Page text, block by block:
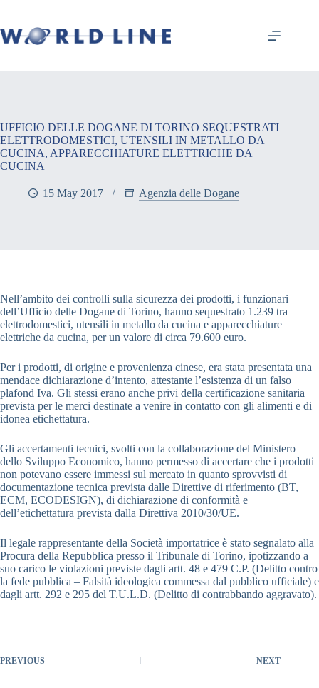
UFFICIO DELLE DOGANE DI TORINO SEQUESTRATI
ELETTRODOMESTICI, UTENSILI IN METALLO DA
CUCINA, APPARECCHIATURE ELETTRICHE DA
CUCINA
15 May 2017 Agenzia delle Dogane
Nell’ambito dei controlli sulla sicurezza dei prodotti, i funzionari
dell’Ufficio delle Dogane di Torino, hanno sequestrato 1.239 tra
elettrodomestici, utensili in metallo da cucina e apparecchiature
elettriche da cucina, per un valore di circa 79.600 euro.
Per i prodotti, di origine e provenienza cinese, era stata presentata una
mendace dichiarazione d’intento, attestante l’esistenza di un falso
plafond Iva. Gli stessi erano anche privi della certificazione sanitaria
prevista per le merci destinate a venire in contatto con gli alimenti e di
idonea etichettatura.
Gli accertamenti tecnici, svolti con la collaborazione del Ministero
dello Sviluppo Economico, hanno permesso di accertare che i prodotti
non potevano essere immessi sul mercato in quanto sprovvisti di
documentazione tecnica prevista dalle Direttive di riferimento (BT,
ECM, ECODESIGN), di dichiarazione di conformità e
dell’etichettatura prevista dalla Direttiva 2010/30/UE.
Il legale rappresentante della Società importatrice è stato segnalato alla
Procura della Repubblica presso il Tribunale di Torino, ipotizzando a
suo carico le violazioni previste dagli artt. 48 e 479 C.P. (Delitto contro
la fede pubblica – Falsità ideologica commessa dal pubblico ufficiale) e
dagli artt. 292 e 295 del T.U.L.D. (Delitto di contrabbando aggravato).
PREVIOUS NEXT